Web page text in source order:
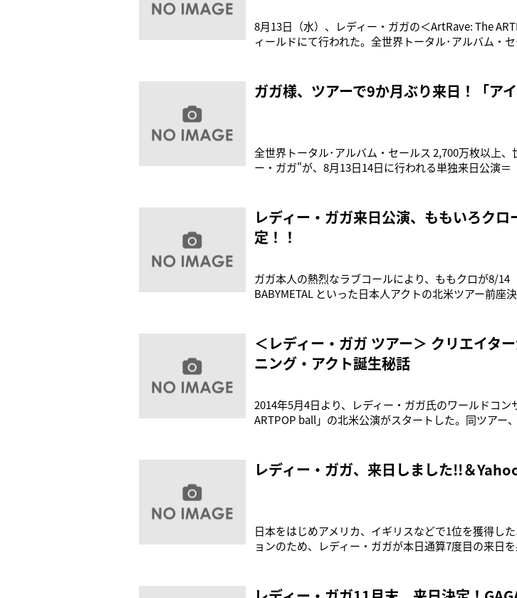
8月13日（水）、レディー・ガガの＜ArtRave: The
ィールドにて行われた。全世界トータル･アルバム・
ガのファッションを真似したリトルモンスター(ガガ
ガガ様、ツアーで9か月ぶり来日！「ア
全世界トータル･アルバム・セールス 2,700万枚以上
ー・ガガ"が、8月13日14日に行われる単独来日公演
のため来日して以来、9か月ぶりの来日となる。ファ
レディー・ガガ来日公演、ももいろク
定！！
ガガ本⼈の熱烈なラブコールにより、ももクロが8/14
BABYMETAL といった日本⼈アクトの北⽶ツアー前座
ーーー＜公演概要＞■2014.8.13（水） 東京QVC マリ
＜レディー・ガガ ツアー＞ クリエイタ
ニング・アクト誕生秘話
2014年5月4日より、レディー・ガガ氏のワールドコン
ARTPOP ball」の北米公演がスタートした。同ツアー
シンガー「初音ミク」がオープニング・アクトを務
レディー・ガガ、来日しました!!＆
日本をはじめアメリカ、イギリスなどで1位を獲得し
ョンのため、レディー・ガガが本日通算7度目の来日
思議なサングラスをあわせたスタイルで登場。集ま
彼女が登場するや否